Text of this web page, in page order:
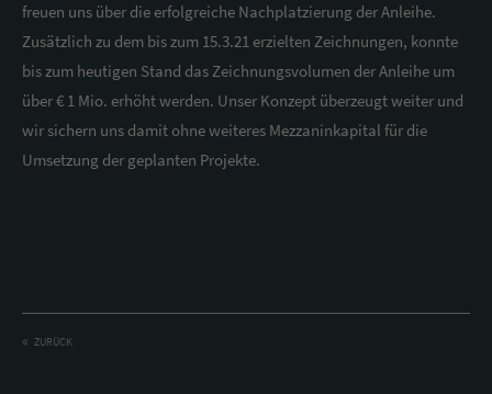
freuen uns über die erfolgreiche Nachplatzierung der Anleihe.
Zusätzlich zu dem bis zum 15.3.21 erzielten Zeichnungen, konnte
bis zum heutigen Stand das Zeichnungsvolumen der Anleihe um
über € 1 Mio. erhöht werden. Unser Konzept überzeugt weiter und
wir sichern uns damit ohne weiteres Mezzaninkapital für die
Umsetzung der geplanten Projekte.
ZURÜCK